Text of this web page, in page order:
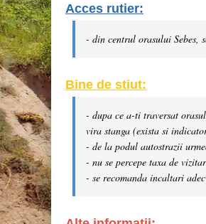
Acces rutier:
- din centrul orasului Sebes,
Bine de stiut:
- dupa ce a-ti traversat
vira stanga (exista si
- de la podul autostrazii
- nu se percepe taxa de
- se recomanda incaltari